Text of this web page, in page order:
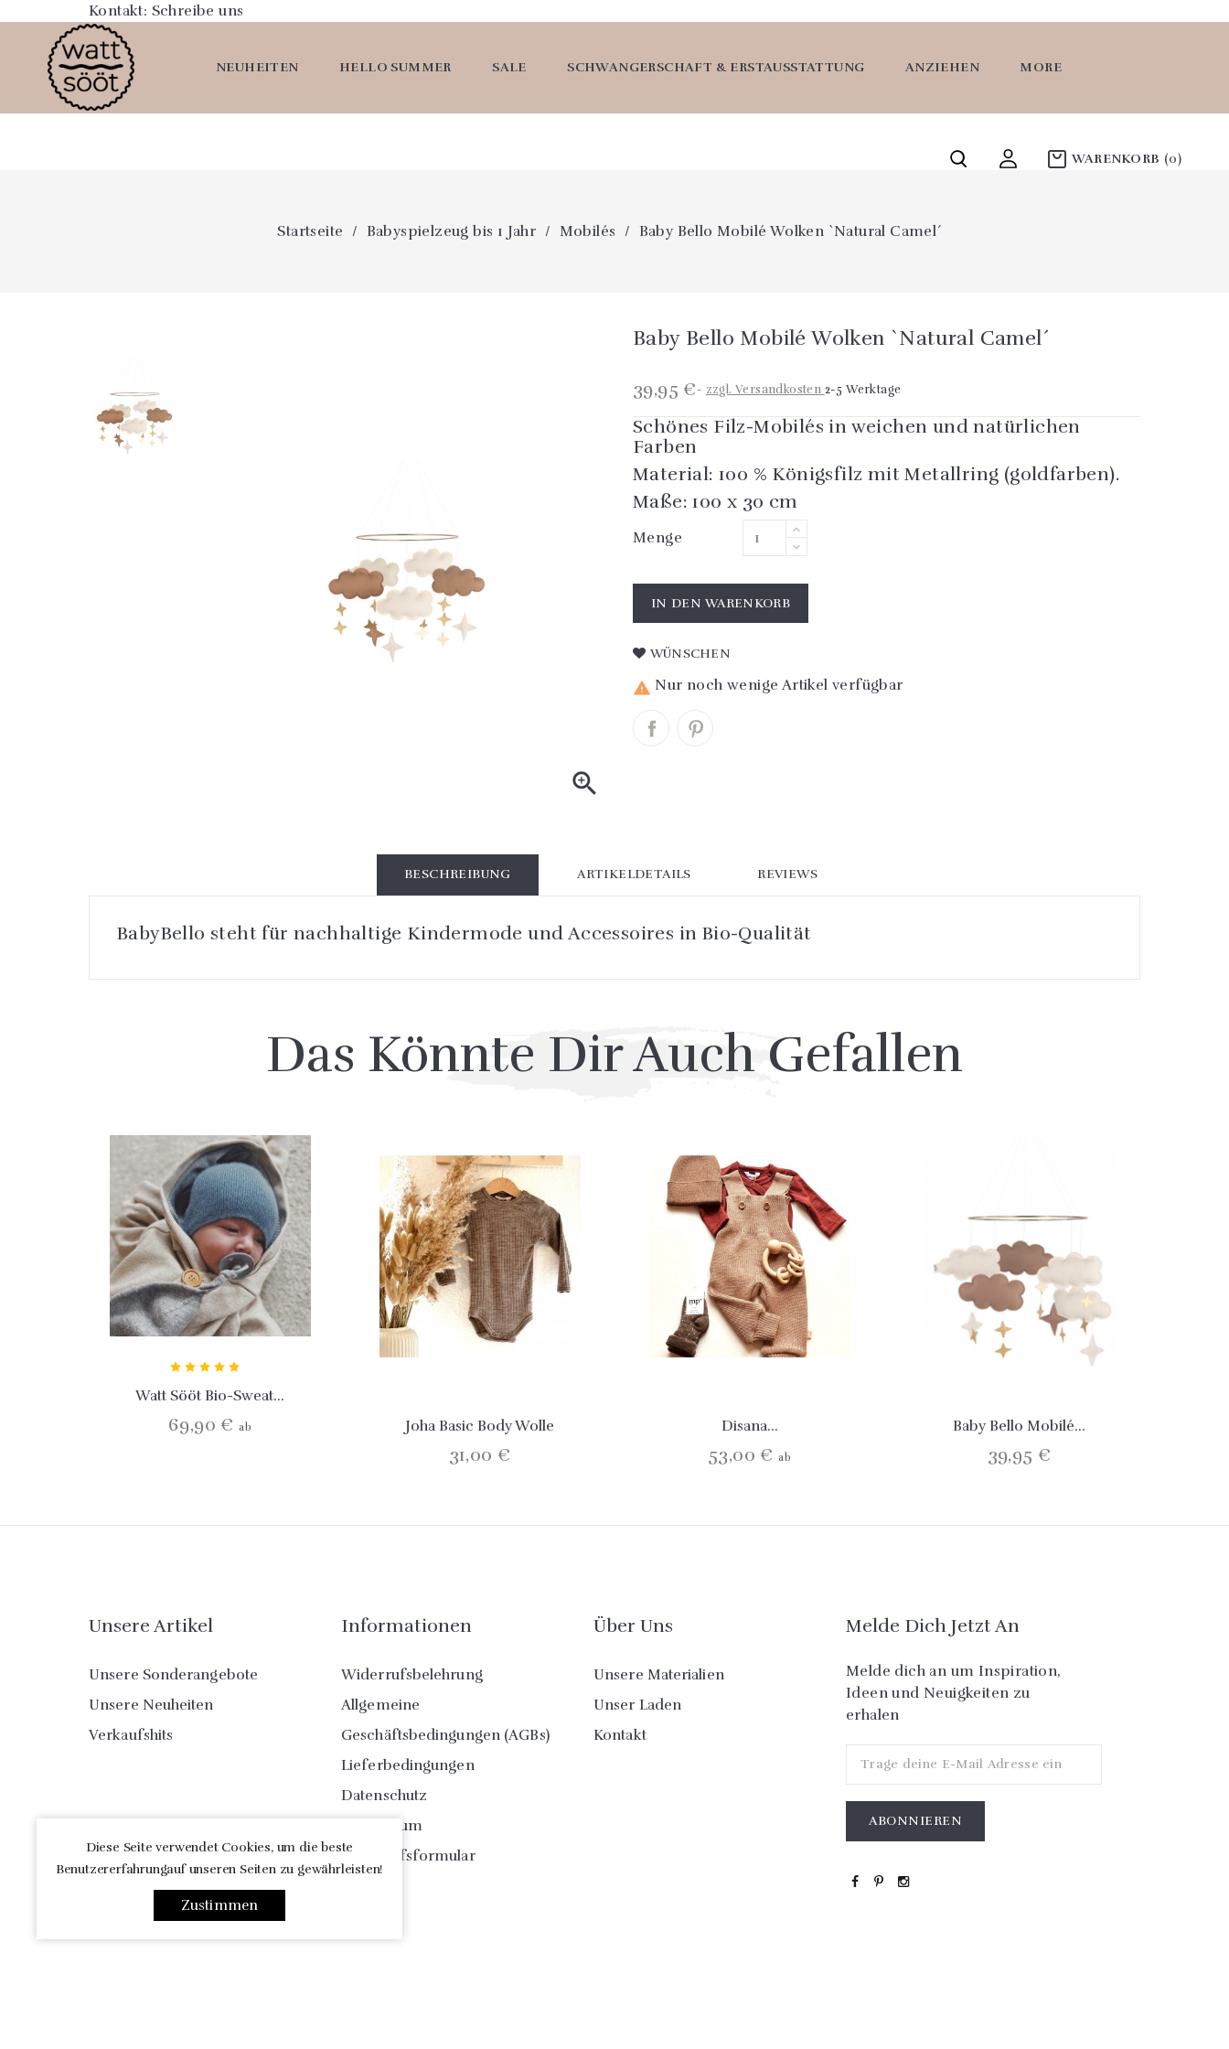
Kontakt: Schreibe uns
NEUHEITEN HELLO SUMMER SALE SCHWANGERSCHAFT & ERSTAUSSTATTUNG ANZIEHEN MORE
WARENKORB (0)
Startseite Babyspielzeug bis 1 Jahr Mobilés Baby Bello Mobilé Wolken `Natural Camel´

Baby Bello Mobilé Wolken `Natural Camel´
39,95 € zzgl. Versandkosten 2-5 Werktage
Schönes Filz-Mobilés in weichen und natürlichen
Farben
Material: 100 % Königsfilz mit Metallring (goldfarben).
Maße: 100 x 30 cm
Menge
IN DEN WARENKORB
WÜNSCHEN
 Nur noch wenige Artikel verfügbar
BESCHREIBUNG ARTIKELDETAILS REVIEWS
BabyBello steht für nachhaltige Kindermode und Accessoires in Bio-Qualität
Das Könnte Dir Auch Gefallen
Watt Sööt Bio-Sweat...
69,90 €ab Joha Basic Body Wolle
31,00 €
Disana...
53,00 €ab
Baby Bello Mobilé...
39,95 €
Unsere Artikel
Unsere Sonderangebote
Unsere Neuheiten
Verkaufshits
Informationen
Widerrufsbelehrung
Allgemeine
Geschäftsbedingungen (AGBs)
Lieferbedingungen
Datenschutz
Impressum
Widerrufsformular
Über Uns
Unsere Materialien
Unser Laden
Kontakt
Melde Dich Jetzt An
Melde dich an um Inspiration,
Ideen und Neuigkeiten zu
erhalen
Diese Seite verwendet Cookies, um die beste
Benutzererfahrungauf unseren Seiten zu gewährleisten!
Zustimmen